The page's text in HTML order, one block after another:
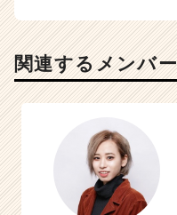
関連するメンバー